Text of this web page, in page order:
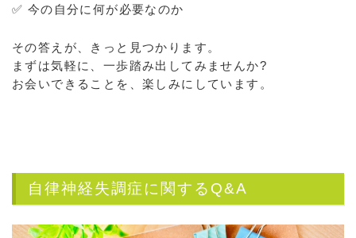
✅ 今の自分に何が必要なのか
その答えが、きっと見つかります。
まずは気軽に、一歩踏み出してみませんか?
お会いできることを、楽しみにしています。
自律神経失調症に関するQ&A